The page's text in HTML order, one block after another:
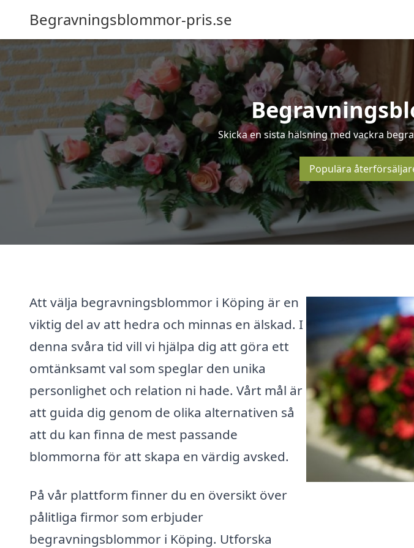
Begravningsblommor-pris.se
Skicka en sista hälsning med vackra
Populära
Att välja begravningsblommor i Köping är en
viktig del av att hedra och minnas en älskad. I
denna svåra tid vill vi hjälpa dig att göra ett
omtänksamt val som speglar den unika
personlighet och relation ni hade. Vårt mål är
att guida dig genom de olika alternativen så
att du kan finna de mest passande
blommorna för att skapa en värdig avsked.
På vår plattform finner du en översikt över
pålitliga firmor som erbjuder
begravningsblommor i Köping. Utforska